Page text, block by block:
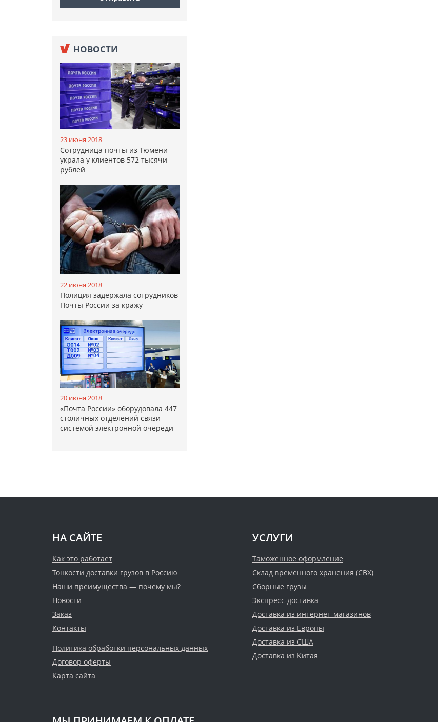
НОВОСТИ
23 июня 2018
Сотрудница почты из Тюмени
украла у клиентов 572 тысячи
рублей
22 июня 2018
Полиция задержала сотрудников
Почты России за кражу
20 июня 2018
«Почта России» оборудовала 447
столичных отделений связи
системой электронной очереди
НА САЙТЕ
Как это работает
Тонкости доставки грузов в Россию
Наши преимущества — почему мы?
Новости
Заказ
Контакты
Политика обработки персональных данных
Договор оферты
Карта сайта
УСЛУГИ
Таможенное оформление
Склад временного хранения (СВХ)
Сборные грузы
Экспресс-доставка
Доставка из интернет-магазинов
Доставка из Европы
Доставка из США
Доставка из Китая